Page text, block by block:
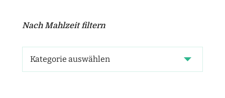
Nach Mahlzeit filtern